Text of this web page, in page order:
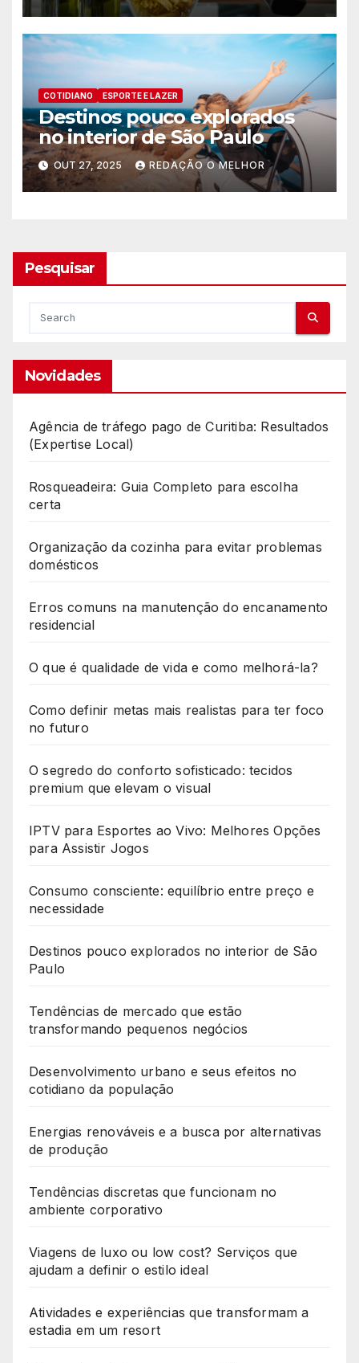
COTIDIANO ESPORTE E LAZER
Destinos pouco explorados
no interior de São Paulo
OUT 27, 2025 REDAÇÃO O MELHOR
Pesquisar
Novidades
Agência de tráfego pago de Curitiba: Resultados
(Expertise Local)
Rosqueadeira: Guia Completo para escolha
certa
Organização da cozinha para evitar problemas
domésticos
Erros comuns na manutenção do encanamento
residencial
O que é qualidade de vida e como melhorá-la?
Como definir metas mais realistas para ter foco
no futuro
O segredo do conforto sofisticado: tecidos
premium que elevam o visual
IPTV para Esportes ao Vivo: Melhores Opções
para Assistir Jogos
Consumo consciente: equilíbrio entre preço e
necessidade
Destinos pouco explorados no interior de São
Paulo
Tendências de mercado que estão
transformando pequenos negócios
Desenvolvimento urbano e seus efeitos no
cotidiano da população
Energias renováveis e a busca por alternativas
de produção
Tendências discretas que funcionam no
ambiente corporativo
Viagens de luxo ou low cost? Serviços que
ajudam a definir o estilo ideal
Atividades e experiências que transformam a
estadia em um resort